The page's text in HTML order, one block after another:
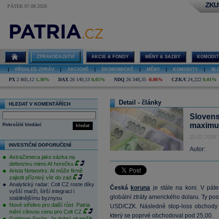
PÁTEK 07.08.2026
ZPRAVODAJSTVÍ AKCIE & FONDY MĚNY & SAZBY
PŘEHLED ZPRÁV AKCIOVÉ EKONOMICKÉ MĚNY KOMODITY
PX 2 805,12 1,30% DAX 26 140,13 0,05% NDQ 26 348,35 -0,06% CZK/€ 24,222 0,01%
HLEDAT V KOMENTÁŘÍCH
hledat
Pokročilé hledání
INVESTIČNÍ DOPORUČENÍ
AstraZeneca jako sázka na
defenzivu mimo AI horečku
Arista Networks: AI může firmě
zajistit příznivý vítr do zad
Analytický radar: Colt CZ roste díky
vyšší marži, širší integraci i
stabilnějšímu byznysu
Nové střelivo pro další růst. Patria
mění cílovou cenu pro Colt CZ
Detail - články
25.02.2008
Autor:
Česká koruna je stále na koni. V
globální ztráty amerického dolaru. Ty
USD/CZK. Následně stop-loss
který se poprvé obchodoval pod 25,00.